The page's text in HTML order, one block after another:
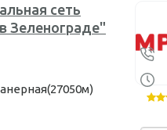
сеть
Зеленограде"